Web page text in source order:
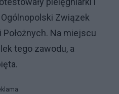
Związek
Na miejscu
tego zawodu, a